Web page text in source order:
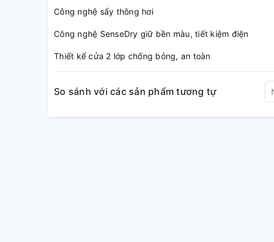
Công nghệ sấy thông hơi
Công nghệ SenseDry giữ bền màu, tiết kiệm điện
Thiết kế cửa 2 lớp chống bỏng, an toàn
So sánh với các sản phẩm tương tự